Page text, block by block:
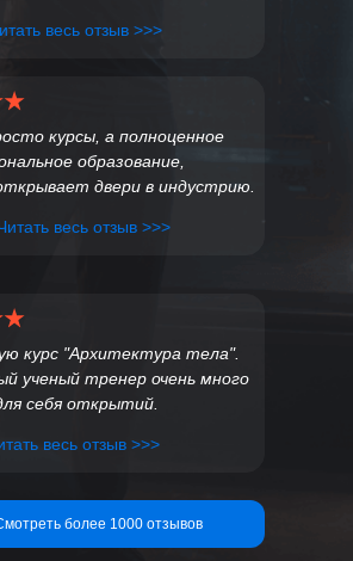
весь отзыв >>>
курсы, а полноценное
образование,
двери в индустрию.
весь отзыв >>>
курс "Архитектура тела".
ученый тренер очень много
себя открытий.
весь отзыв >>>
более 1000 отзывов
осанки у
типа
при плоской